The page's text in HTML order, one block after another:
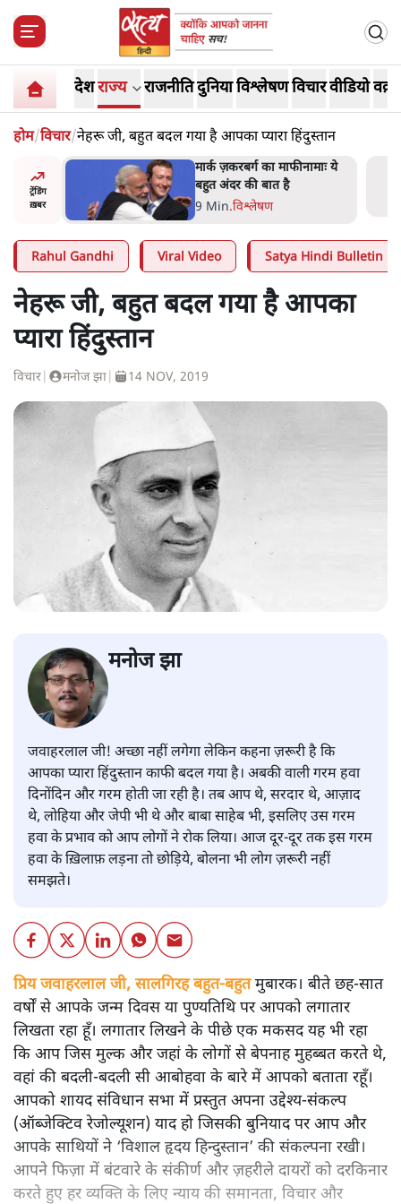
देशराज्य राजनीतिदुनियाविश्लेषणविचारवीडियो
होम/विचार/नेहरू जी, बहुत बदल गया है आपका प्यारा हिंदुस्तान
ट्रेंडिंग
ख़बर
भागवत
मार्क ज़करबर्ग का माफीनामाः ये
बहुत अंदर की बात है
9 Min.विश्लेषण
Rahul Gandhi Viral Video Satya Hindi Bulletin
नेहरू जी, बहुत बदल गया है आपका
प्यारा हिंदुस्तान
विचार मनोज झा 14 NOV, 2019
मनोज झा
जवाहरलाल जी! अच्छा नहीं लगेगा लेकिन कहना ज़रूरी है कि
आपका प्यारा हिंदुस्तान काफी बदल गया है। अबकी वाली गरम हवा
दिनोंदिन और गरम होती जा रही है। तब आप थे, सरदार थे, आज़ाद
थे, लोहिया और जेपी भी थे और बाबा साहेब भी, इसलिए उस गरम
हवा के प्रभाव को आप लोगों ने रोक लिया। आज दूर-दूर तक इस गरम
हवा के ख़िलाफ़ लड़ना तो छोड़िये, बोलना भी लोग ज़रूरी नहीं
समझते।
प्रिय जवाहरलाल जी, सालगिरह बहुत-बहुतमुबारक। बीते छह-सात
वर्षों से आपके जन्म दिवस या पुण्यतिथि पर आपको लगातार
लिखता रहा हूँ। लगातार लिखने के पीछे एक मकसद यह भी रहा
कि आप जिस मुल्क और जहां के लोगों से बेपनाह मुहब्बत करते थे,
वहां की बदली-बदली सी आबोहवा के बारे में आपको बताता रहूँ।
आपको शायद संविधान सभा में प्रस्तुत अपना उद्देश्य-संकल्प
(ऑब्जेक्टिव रेजोल्यूशन) याद हो जिसकी बुनियाद पर आप और
आपके साथियों ने ‘विशाल हृदय हिन्दुस्तान’ की संकल्पना रखी।
आपने फिज़ा में बंटवारे के संकीर्ण और ज़हरीले दायरों को दरकिनार
करते हुए हर व्यक्ति के लिए न्याय की समानता, विचार और